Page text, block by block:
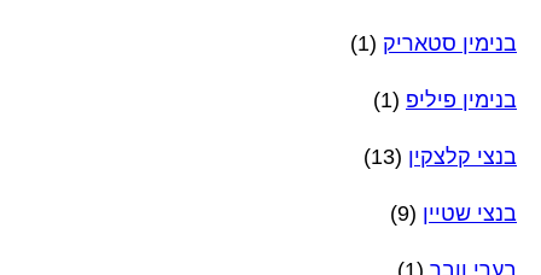
בנימין סטאריק (1)
בנימין פיליפ (1)
בנצי קלצקין (13)
בנצי שטיין (9)
בערי וובר (1)